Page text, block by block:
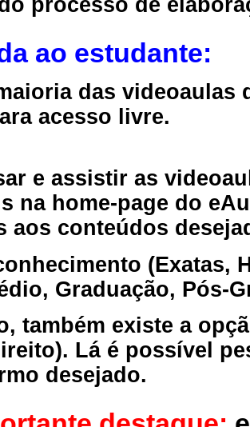
ao estudante:
das videoaulas
acesso livre.
e assistir as
na home-page do
aos conteúdos
(Exatas,
Graduação, Pós-
também existe a
Lá é possível
desejado.